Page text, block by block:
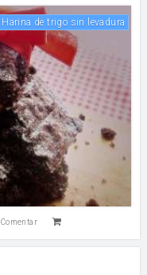
Harina de trigo sin levadura
Comentar